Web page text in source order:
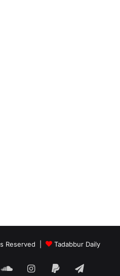
Reserved | Tadabbur Daily
SoundCloud
Instagram
Paypal